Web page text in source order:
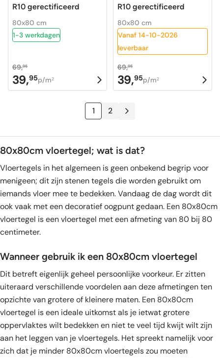
R10 gerectificeerd
80x80 cm
1-3 werkdagen
69,95
Oorspronkelijke
prijs
39,95
Huidige
prijs
p/m2
R10 gerectificeerd
80x80 cm
Vanaf 14-10-2026
leverbaar
69,95
Oorspronkelijke
prijs
39,95
Huidige
prijs
p/m2
1 2
80x80cm vloertegel; wat is dat?
Vloertegels in het algemeen is geen onbekend begrip voor
menigeen; dit zijn stenen tegels die worden gebruikt om
iemands vloer mee te bedekken. Vandaag de dag wordt dit
ook vaak met een decoratief oogpunt gedaan. Een 80x80cm
vloertegel is een vloertegel met een afmeting van 80 bij 80
centimeter.
Wanneer gebruik ik een 80x80cm vloertegel
Dit betreft eigenlijk geheel persoonlijke voorkeur. Er zitten
uiteraard verschillende voordelen aan deze afmetingen ten
opzichte van grotere of kleinere maten. Een 80x80cm
vloertegel is een ideale uitkomst als je ietwat grotere
oppervlaktes wilt bedekken en niet te veel tijd kwijt wilt zijn
aan het leggen van je vloertegels. Het spreekt namelijk voor
zich dat je minder 80x80cm vloertegels zou moeten